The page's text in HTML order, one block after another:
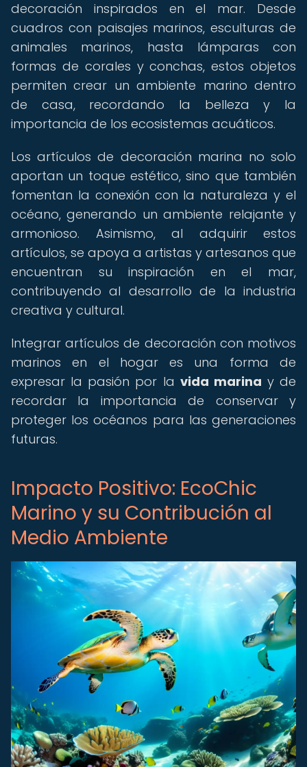
decoración inspirados en el mar. Desde
cuadros con paisajes marinos, esculturas de
animales marinos, hasta lámparas con
formas de corales y conchas, estos objetos
permiten crear un ambiente marino dentro
de casa, recordando la belleza y la
importancia de los ecosistemas acuáticos.
Los artículos de decoración marina no solo
aportan un toque estético, sino que también
fomentan la conexión con la naturaleza y el
océano, generando un ambiente relajante y
armonioso. Asimismo, al adquirir estos
artículos, se apoya a artistas y artesanos que
encuentran su inspiración en el mar,
contribuyendo al desarrollo de la industria
creativa y cultural.
Integrar artículos de decoración con motivos
marinos en el hogar es una forma de
expresar la pasión por la vida marina y de
recordar la importancia de conservar y
proteger los océanos para las generaciones
futuras.
Impacto Positivo: EcoChic
Marino y su Contribución al
Medio Ambiente